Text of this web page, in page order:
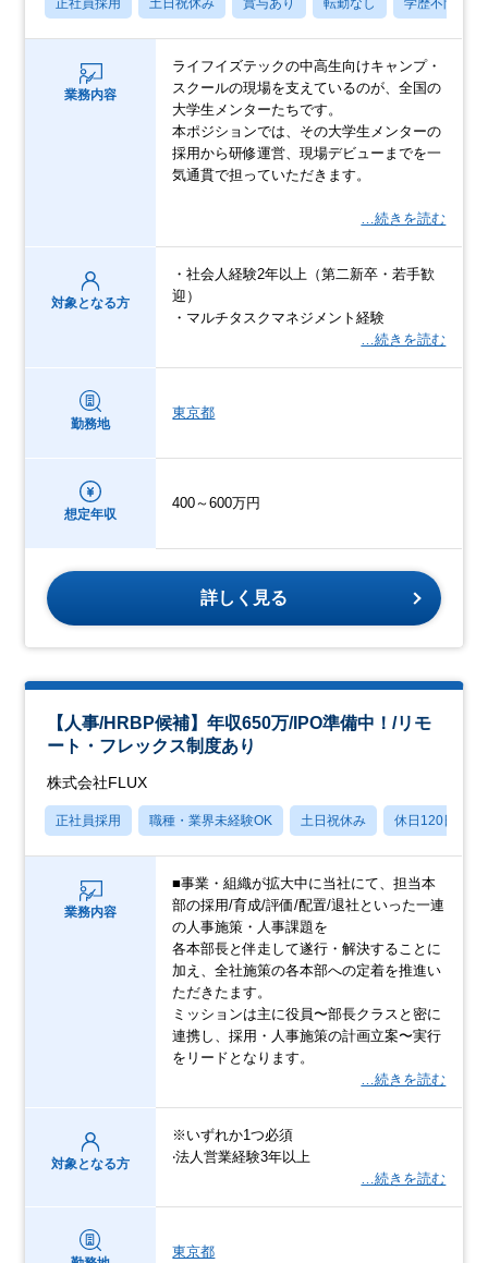
正社員採用 土日祝休み 賞与あり 転勤なし 学歴不問
業務内容
ライフイズテックの中高生向けキャンプ・
スクールの現場を支えているのが、全国の
大学生メンターたちです。
本ポジションでは、その大学生メンターの
採用から研修運営、現場デビューまでを一
気通貫で担っていただきます。
…続きを読む
対象となる方
・社会人経験2年以上（第二新卒・若手歓
迎）
・マルチタスクマネジメント経験
…続きを読む
勤務地
東京都
想定年収
400～600万円
詳しく見る
【人事/HRBP候補】年収650万/IPO準備中！/リモ
ート・フレックス制度あり
株式会社FLUX
正社員採用 職種・業界未経験OK 土日祝休み 休日120日以上
業務内容
■事業・組織が拡大中に当社にて、担当本
部の採用/育成/評価/配置/退社といった一連
の人事施策・人事課題を
各本部長と伴走して遂行・解決することに
加え、全社施策の各本部への定着を推進い
ただきたます。
ミッションは主に役員〜部長クラスと密に
連携し、採用・人事施策の計画立案〜実行
をリードとなります。
…続きを読む
対象となる方
※いずれか1つ必須
‧法⼈営業経験3年以上
…続きを読む
東京都